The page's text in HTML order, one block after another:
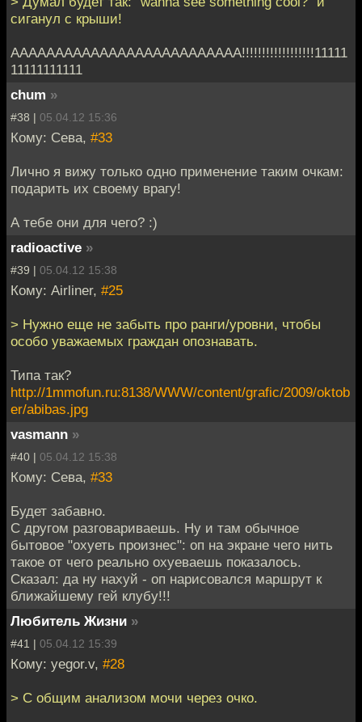
сиганул с крыши!
AAAAAAAAAAAAAAAAAAAAAAAAAA!!!!!!!!!!!!!!!!!!11111
11111111111
chum »
#38 | 05.04.12 15:36
Кому: Сева, #33
Лично я вижу только одно применение таким очкам:
подарить их своему врагу!
А тебе они для чего? :)
radioactive »
#39 | 05.04.12 15:38
Кому: Airliner, #25
> Нужно еще не забыть про ранги/уровни, чтобы
особо уважаемых граждан опознавать.
Типа так?
http://1mmofun.ru:8138/WWW/content/grafic/2009/oktob
er/abibas.jpg
vasmann »
#40 | 05.04.12 15:38
Кому: Сева, #33
Будет забавно.
С другом разговариваешь. Ну и там обычное
бытовое "охуеть произнес": оп на экране чего нить
такое от чего реально охуеваешь показалось.
Сказал: да ну нахуй - оп нарисовался маршрут к
ближайшему гей клубу!!!
Любитель Жизни »
#41 | 05.04.12 15:39
Кому: yegor.v, #28
> С общим анализом мочи через очко.